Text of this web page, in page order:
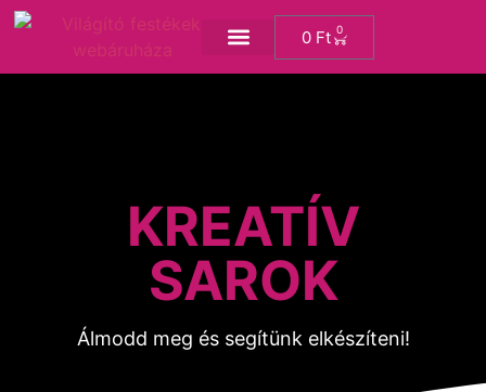
0 Ft 0
KREATÍV
SAROK
Álmodd meg és segítünk elkészíteni!